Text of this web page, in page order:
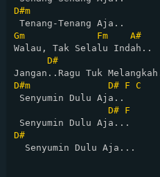
D#m
Gm
Fm
A#
Walau, Tak Selalu Indah..
D#
D#m
D# F C
Senyumin Dulu Aja..
D# F
D#
  Senyumin Dulu Aja...